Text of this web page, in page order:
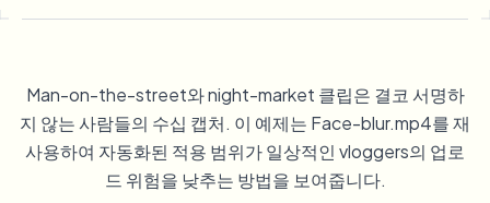
배경 블러
화면 녹화 블러
배경 블러
무엇이든 블러
AI Video Object Remover
소매 및 전자상거래
매장 및 창고 영상
자주 묻는 질문
Whitepapers
Man-on-the-street와 night-market 클립은 결코 서명하
지 않는 사람들의 수십 캡처. 이 예제는 Face-blur.mp4를 재
사용하여 자동화된 적용 범위가 일상적인 vloggers의 업로
드 위험을 낮추는 방법을 보여줍니다.